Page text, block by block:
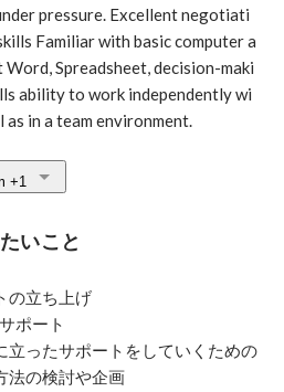
pressure. Excellent negotiati
Familiar with basic computer a
Spreadsheet, decision-maki
ability to work independently wi
in a team environment.
+1
いこと
の立ち上げ
ポート
立ったサポートをしていくための
法の検討や企画